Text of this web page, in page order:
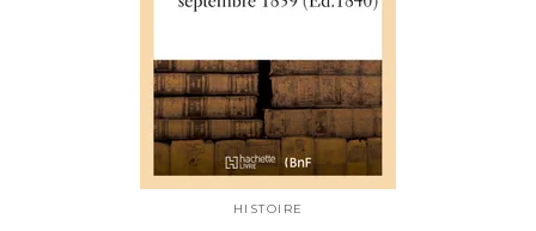
HISTOIRE